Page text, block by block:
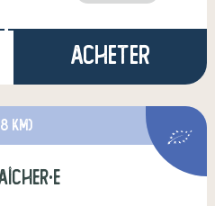
Acheter
km)